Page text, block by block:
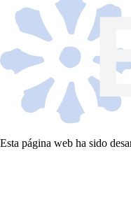
Esta página web ha sido